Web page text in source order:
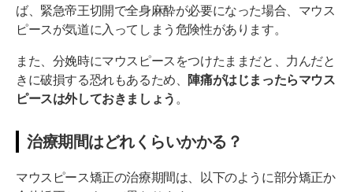
ば、緊急帝王切開で全身麻酔が必要になった場合、マウス
ピースが気道に入ってしまう危険性があります。
また、分娩時にマウスピースをつけたままだと、力んだと
きに破損する恐れもあるため、 陣痛がはじまったらマウス
ピースは外しておきましょう 。
治療期間はどれくらいかかる？
マウスピース矯正の治療期間は、以下のように部分矯正か